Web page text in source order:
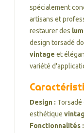
spécialement
artisans et
restaurer des
design torsadé
vintage et
variété
Design :
esthétique
Fonctionnalités :